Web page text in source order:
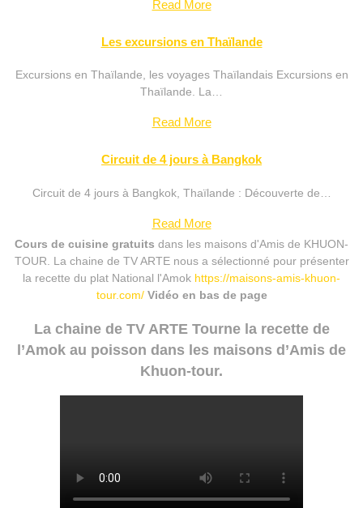
Read More
Les excursions en Thaïlande
Excursions en Thaïlande, les voyages Thaïlandais Excursions en
Thaïlande. La…
Read More
Circuit de 4 jours à Bangkok
Circuit de 4 jours à Bangkok, Thaïlande : Découverte de…
Read More
Cours de cuisine gratuits dans les maisons d'Amis de KHUON-
TOUR. La chaine de TV ARTE nous a sélectionné pour présenter
la recette du plat National l'Amok https://maisons-amis-khuon-
tour.com/ Vidéo en bas de page
La chaine de TV ARTE Tourne la recette de
l’Amok au poisson dans les maisons d’Amis de
Khuon-tour.